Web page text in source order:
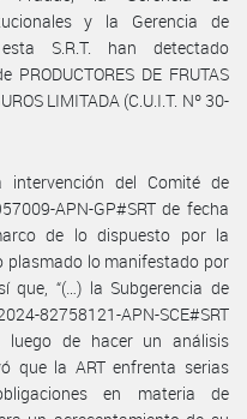
y la Gerencia de
S.R.T. han detectado
DE FRUTAS
LIMITADA (C.U.I.T. Nº 30-
del Comité de
APN-GP#SRT de fecha
de lo dispuesto por la
plasmado lo manifestado por
que, “(…) la Subgerencia de
82758121-APN-SCE#SRT
de hacer un análisis
que la ART enfrenta serias
en materia de